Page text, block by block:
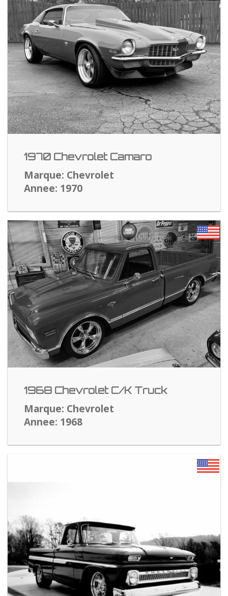
1970 Chevrolet Camaro
Marque: Chevrolet
Annee: 1970
1968 Chevrolet C/K Truck
Marque: Chevrolet
Annee: 1968